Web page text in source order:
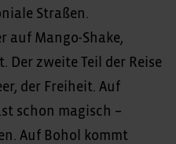
Straßen.
auf Mango-Shake,
Der zweite Teil der Reise
der Freiheit. Auf
schon magisch –
Auf Bohol kommt